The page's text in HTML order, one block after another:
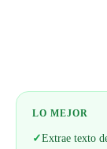
LO MEJOR
✓Extrae texto